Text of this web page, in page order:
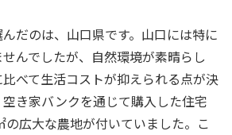
だのは、山口県です。山口には特に
んでしたが、自然環境が素晴らし
べて生活コストが抑えられる点が決
き家バンクを通じて購入した住宅
の広大な農地が付いていました。こ